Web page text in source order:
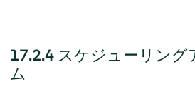
17.2.4 スケジューリング
ム